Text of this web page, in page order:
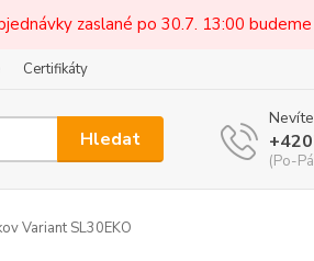
zaslané po 30.7. 13:00
Certifikáty
Hledat
(Po-
Variant SL30EKO